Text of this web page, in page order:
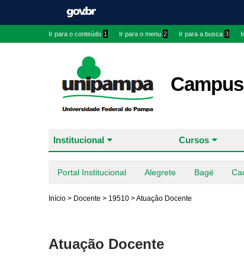
Ir para o conteúdo 1 Ir para o menu 2 Ir para a busca 3
Institucional Cursos
Portal Institucional Alegrete Bagé
Início > Docente > 19510 >Atuação Docente
Atuação Docente